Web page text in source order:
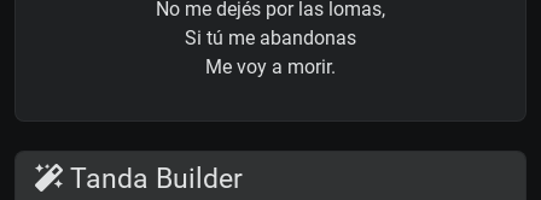
No me dejés por las lomas,
Si tú me abandonas
Me voy a morir.
Tanda Builder